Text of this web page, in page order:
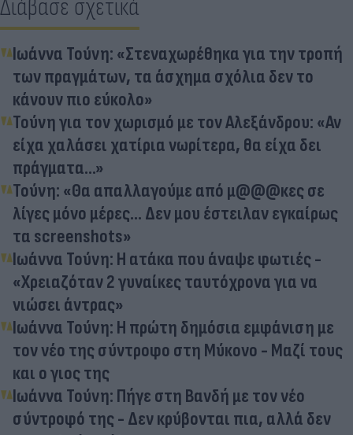
Διάβασε σχετικά
Ιωάννα Τούνη: «Στεναχωρέθηκα για την τροπή
των πραγμάτων, τα άσχημα σχόλια δεν το
κάνουν πιο εύκολο»
Τούνη για τον χωρισμό με τον Αλεξάνδρου: «Αν
είχα χαλάσει χατίρια νωρίτερα, θα είχα δει
πράγματα...»
Τούνη: «Θα απαλλαγούμε από μ@@@κες σε
λίγες μόνο μέρες... Δεν μου έστειλαν εγκαίρως
τα screenshots»
Ιωάννα Τούνη: Η ατάκα που άναψε φωτιές -
«Χρειαζόταν 2 γυναίκες ταυτόχρονα για να
νιώσει άντρας»
Ιωάννα Τούνη: Η πρώτη δημόσια εμφάνιση με
τον νέο της σύντροφο στη Μύκονο - Μαζί τους
και ο γιος της
Ιωάννα Τούνη: Πήγε στη Βανδή με τον νέο
σύντροφό της - Δεν κρύβονται πια, αλλά δεν